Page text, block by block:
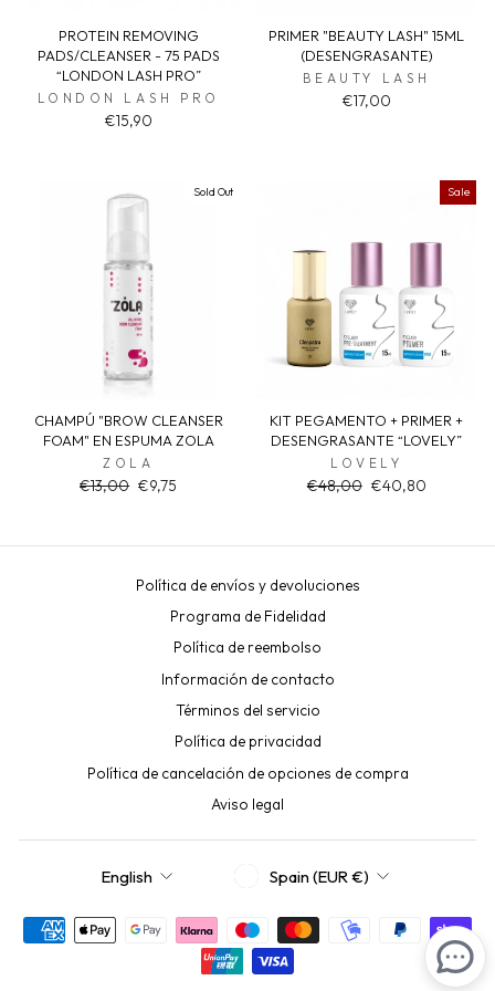
PROTEIN REMOVING
PADS/CLEANSER - 75 PADS
“LONDON LASH PRO”
LONDON LASH PRO
€15,90
PRIMER "BEAUTY LASH" 15ML
(DESENGRASANTE)
BEAUTY LASH
€17,00
Sold Out
CHAMPÚ "BROW CLEANSER
FOAM" EN ESPUMA ZOLA
ZOLA
Regular
€13,00 Sale
€9,75
Sale
KIT PEGAMENTO + PRIMER +
DESENGRASANTE “LOVELY”
LOVELY
Regular
€48,00 Sale
€40,80
Política de envíos y devoluciones
Programa de Fidelidad
Política de reembolso
Información de contacto
Términos del servicio
Política de privacidad
Política de cancelación de opciones de compra
Aviso legal
LANGUAGE
English CURRENCY
Spain (EUR €)